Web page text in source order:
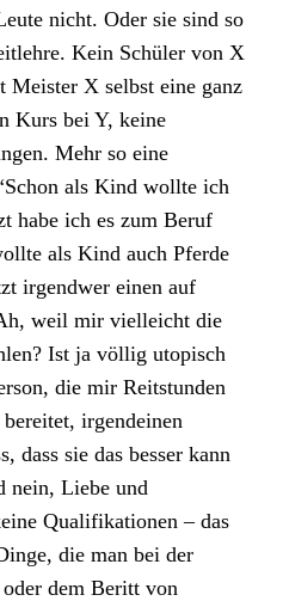
nicht. Oder sie sind so
Kein Schüler von X
Meister X selbst eine ganz
Kurs bei Y, keine
Mehr so eine
als Kind wollte ich
habe ich es zum Beruf
als Kind auch Pferde
irgendwer einen auf
weil mir vielleicht die
Ist ja völlig utopisch
die mir Reitstunden
irgendeinen
dass sie das besser kann
nein, Liebe und
Qualifikationen – das
die man bei der
dem Beritt von